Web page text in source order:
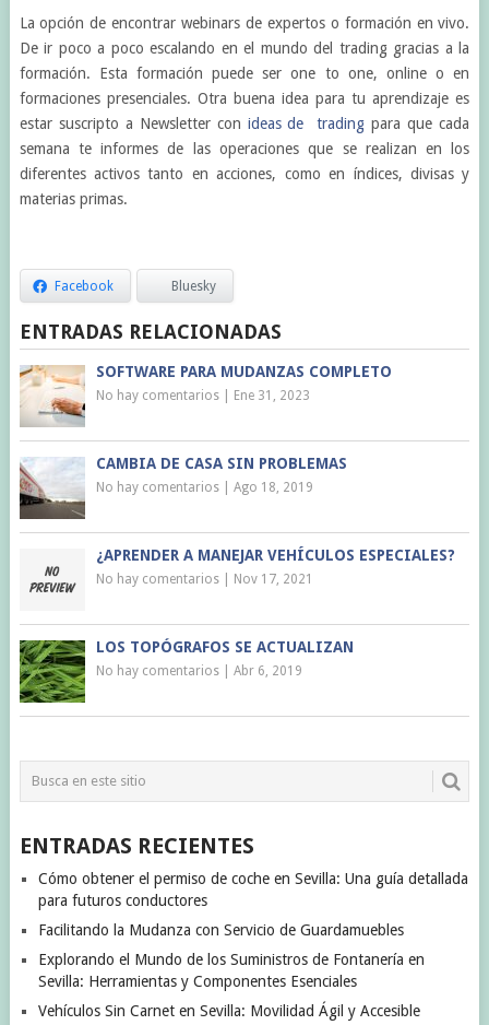
La opción de encontrar webinars de expertos o formación en vivo.
De ir poco a poco escalando en el mundo del trading gracias a la
formación. Esta formación puede ser one to one, online o en
formaciones presenciales. Otra buena idea para tu aprendizaje es
estar suscripto a Newsletter con ideas de trading para que cada
semana te informes de las operaciones que se realizan en los
diferentes activos tanto en acciones, como en índices, divisas y
materias primas.
Facebook Bluesky
ENTRADAS RELACIONADAS
SOFTWARE PARA MUDANZAS COMPLETO
No hay comentarios| Ene 31, 2023
CAMBIA DE CASA SIN PROBLEMAS
No hay comentarios| Ago 18, 2019
¿APRENDER A MANEJAR VEHÍCULOS ESPECIALES?
No hay comentarios| Nov 17, 2021
LOS TOPÓGRAFOS SE ACTUALIZAN
No hay comentarios| Abr 6, 2019
ENTRADAS RECIENTES
Cómo obtener el permiso de coche en Sevilla: Una guía detallada
para futuros conductores
Facilitando la Mudanza con Servicio de Guardamuebles
Explorando el Mundo de los Suministros de Fontanería en
Sevilla: Herramientas y Componentes Esenciales
Vehículos Sin Carnet en Sevilla: Movilidad Ágil y Accesible